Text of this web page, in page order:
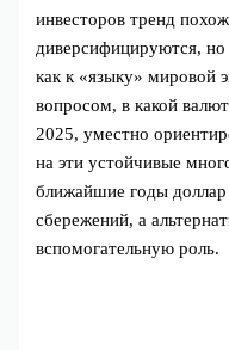
инвесторов тренд
диверсифицируются, но
как к «языку» мировой
вопросом, в какой
2025, уместно
на эти устойчивые
ближайшие годы доллар
сбережений, а
вспомогательную роль.